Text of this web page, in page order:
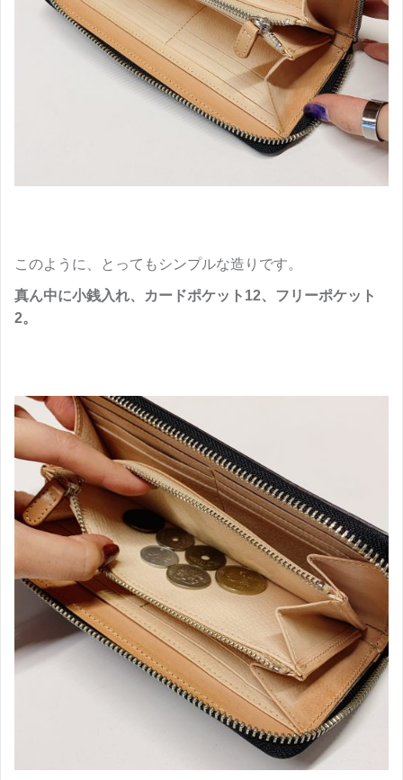
このように、とってもシンプルな造りです。
真ん中に小銭入れ、カードポケット12、フリーポケット
2。